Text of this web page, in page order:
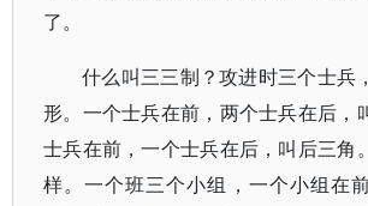
了。
什么叫三三制？攻进时三个士兵
形。一个士兵在前，两个士兵在后，
士兵在前，一个士兵在后，叫后三角
样。一个班三个小组，一个小组在